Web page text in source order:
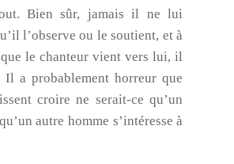
Bien sûr, jamais il ne lui
l’observe ou le soutient, et à
le chanteur vient vers lui, il
Il a probablement horreur que
croire ne serait-ce qu’un
autre homme s’intéresse à